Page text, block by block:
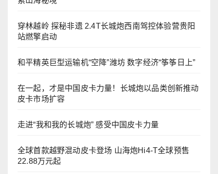
穿林越岭 探秘非遗 2.4T长城炮西南驾控体验营贵阳
站燃擎启动
和平精英巨型运输机“空降”潍坊 数字经济“筝筝日上”
在一起，才是中国皮卡力量！长城炮以品类创新推动
皮卡市场扩容
走进“我和我的长城炮” 感受中国皮卡力量
全球首款越野混动皮卡登场 山海炮Hi4-T全球预售
22.88万元起